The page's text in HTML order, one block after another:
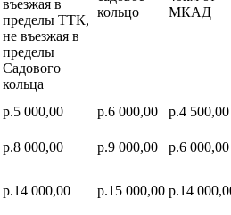
въезжая в
пределы ТТК,
не въезжая в
пределы
Садового
кольца
кольцо
МКАД
р.5 000,00 р.6 000,00
р.4 500,00
р.8 000,00 р.9 000,00
р.6 000,00
р.14 000,00 р.15 000,00 р.14